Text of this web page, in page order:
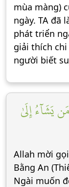
mùa màng)
ngày. TA đã
phát triển
giải thích
người biết
يَشَآءُ إِلَىٰ
Allah mời
Bằng An
Ngài muốn